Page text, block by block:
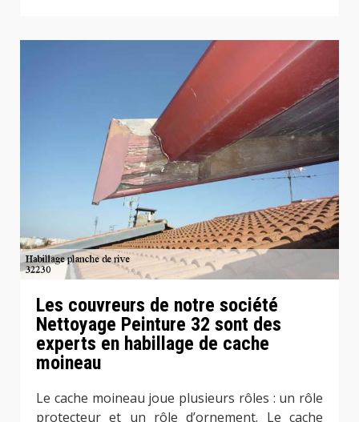
Les couvreurs de notre société
Nettoyage Peinture 32 sont des
experts en habillage de cache
moineau
Le cache moineau joue plusieurs rôles : un rôle
protecteur et un rôle d’ornement. Le cache